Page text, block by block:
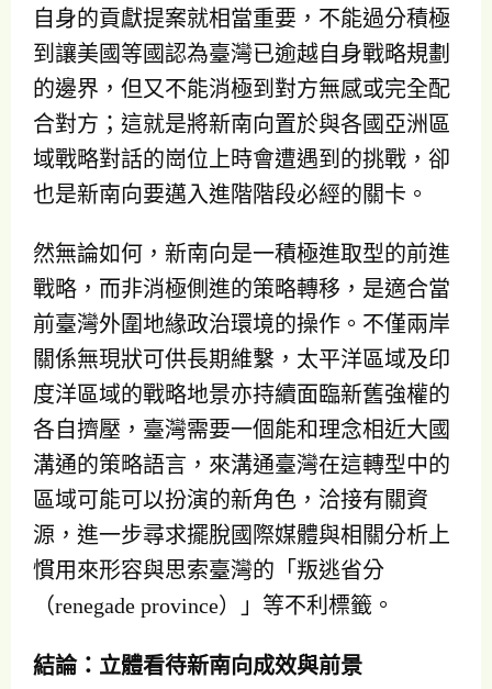
自身的貢獻提案就相當重要，不能過分積極
到讓美國等國認為臺灣已逾越自身戰略規劃
的邊界，但又不能消極到對方無感或完全配
合對方；這就是將新南向置於與各國亞洲區
域戰略對話的崗位上時會遭遇到的挑戰，卻
也是新南向要邁入進階階段必經的關卡。
然無論如何，新南向是一積極進取型的前進
戰略，而非消極側進的策略轉移，是適合當
前臺灣外圍地緣政治環境的操作。不僅兩岸
關係無現狀可供長期維繫，太平洋區域及印
度洋區域的戰略地景亦持續面臨新舊強權的
各自擠壓，臺灣需要一個能和理念相近大國
溝通的策略語言，來溝通臺灣在這轉型中的
區域可能可以扮演的新角色，洽接有關資
源，進一步尋求擺脫國際媒體與相關分析上
慣用來形容與思索臺灣的「叛逃省分
（renegade province）」等不利標籤。
結論：立體看待新南向成效與前景